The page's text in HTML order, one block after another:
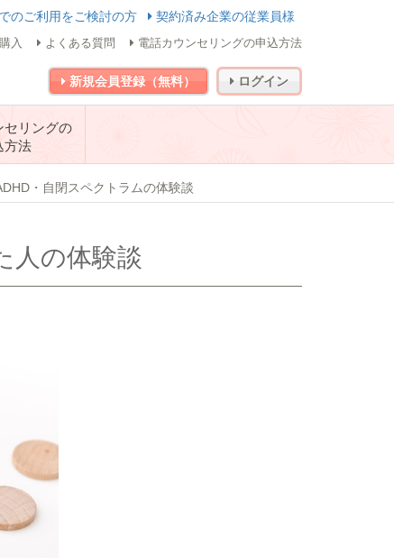
のご利用をご検討の方 契約済み企業の従業員様
入 よくある質問 電話カウンセリングの申込方法
新規会員登録（無料） ログイン
セリングの
方法
・自閉スペクトラムの体験談
人の体験談